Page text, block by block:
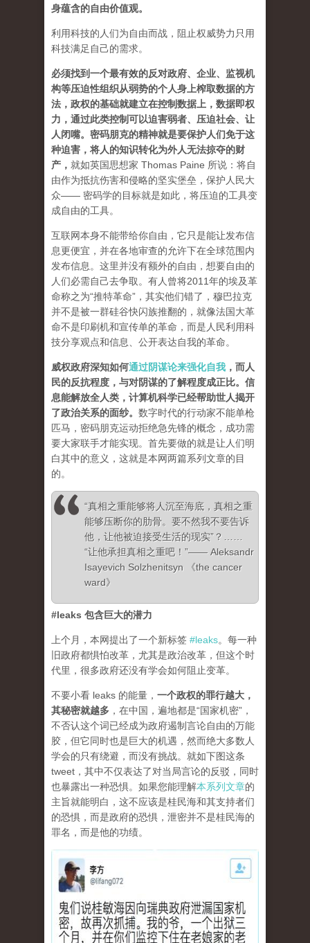
身蕴含的自由价值观。
利用科技的人们为自由而战，阻止权威势力只用
科技满足自己的需求。
必须找到一个最有效的反对政府、企业、监视机
构等压迫性组织从弱势的个人身上榨取数据的方
法，政权的基础就建立在控制数据上，数据即权
力，通过此类控制可以迫害弱者、压迫社会、让
人闭嘴。密码朋克的精神就是要保护人们免于这
种迫害，将人的知识转化为外人无法掠夺的财
产 ， 就如英国思想家 Thomas Paine 所说：将自
由作为抵抗伤害和侵略的坚实堡垒，保护人民大
众—— 密码学的目标就是如此，将压迫的工具变
成自由的工具。
互联网本身不能带给你自由，它只是能让发布信
息更便宜，并在各地审查的允许下在全球范围内
发布信息。这里并没有额外的自由，想要自由的
人们必需自己去争取。有人曾将2011年的埃及革
命称之为“推特革命”，其实他们错了，穆巴拉克
并不是被一群硅谷快闪族推翻的，就像法国大革
命不是印刷机和宣传单的革命，而是人民利用科
技分享观点和信息、公开表达自我的革命。
威权政府深知如何通过阴谋论来强化自我 ，而人
民的反抗程度，与对阴谋的了解程度成正比。信
息能解放全人类，计算机科学已经帮助世人揭开
了政治关系的面纱。 数字时代的行动家不能单枪
匹马，密码朋克运动拒绝急先锋的概念，成功需
要大家联手才能实现。首先要做的就是让人们明
白其中的意义，这就是本网两篇系列文章的目
的。
“真相之重能够将人沉至海底，真相之重
能够压断你的肋骨。要不然我不要告诉
他，让他被迫接受生活的现实”？……
“让他承担真相之重吧！”—— Aleksandr
Isayevich Solzhenitsyn 《the cancer
ward》
#leaks 包含巨大的潜力
上个月，本网提出了一个新标签 #leaks。每一种
旧政府都惧怕改革，尤其是政治改革，但这个时
代里，很多政府还没有学会如何阻止变革。
不要小看 leaks 的能量， 一个政权的罪行越大，
其秘密就越多 ，在中国，遍地都是“国家机密”，
不否认这个词已经成为政府遏制言论自由的万能
胶，但它同时也是巨大的机遇，然而绝大多数人
学会的只有绕避，而没有挑战。就如下图这条
tweet，其中不仅表达了对当局言论的反驳，同时
也暴露出一种恐惧。如果您能理解本系列文章的
主旨就能明白，这不应该是桂民海和其支持者们
的恐惧，而是政府的恐惧，泄密并不是桂民海的
罪名，而是他的功绩。